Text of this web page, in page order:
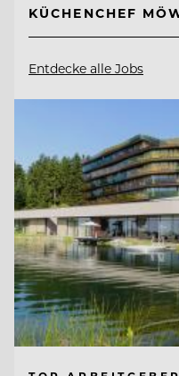
KÜCHENCHEF
Entdecke alle Jobs